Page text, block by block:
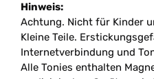
Hinweis:
Achtung. Nicht für Kinder
Kleine Teile.
Internetverbindung und
Alle Tonies enthalten